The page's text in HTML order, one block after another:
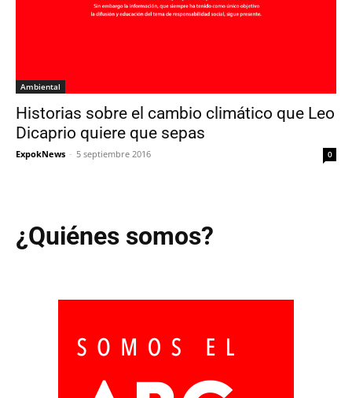
Ambiental
Historias sobre el cambio climático que Leo
Dicaprio quiere que sepas
ExpokNews - 5 septiembre 2016 0
¿Quiénes somos?